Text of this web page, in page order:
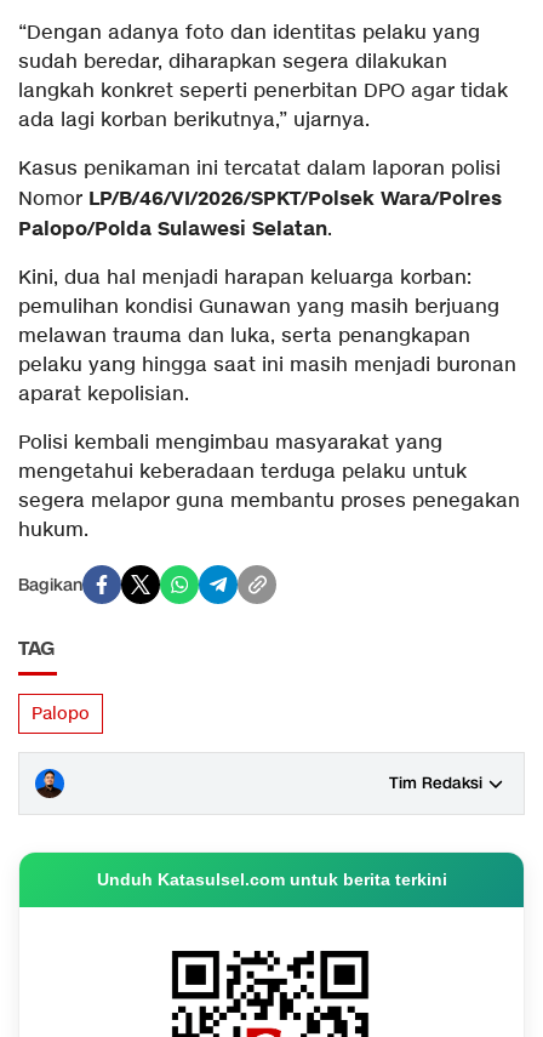
“Dengan adanya foto dan identitas pelaku yang
sudah beredar, diharapkan segera dilakukan
langkah konkret seperti penerbitan DPO agar tidak
ada lagi korban berikutnya,” ujarnya.
Kasus penikaman ini tercatat dalam laporan polisi
Nomor LP/B/46/VI/2026/SPKT/Polsek Wara/Polres
Palopo/Polda Sulawesi Selatan.
Kini, dua hal menjadi harapan keluarga korban:
pemulihan kondisi Gunawan yang masih berjuang
melawan trauma dan luka, serta penangkapan
pelaku yang hingga saat ini masih menjadi buronan
aparat kepolisian.
Polisi kembali mengimbau masyarakat yang
mengetahui keberadaan terduga pelaku untuk
segera melapor guna membantu proses penegakan
hukum.
Bagikan
TAG
Palopo
Tim Redaksi
Unduh Katasulsel.com untuk berita terkini